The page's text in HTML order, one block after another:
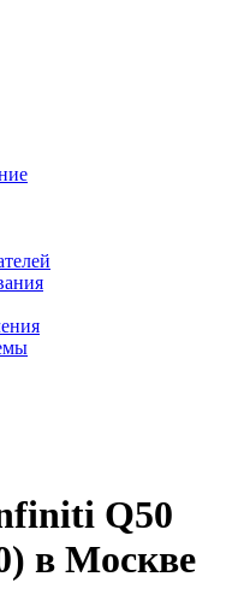
Q50
в Москве